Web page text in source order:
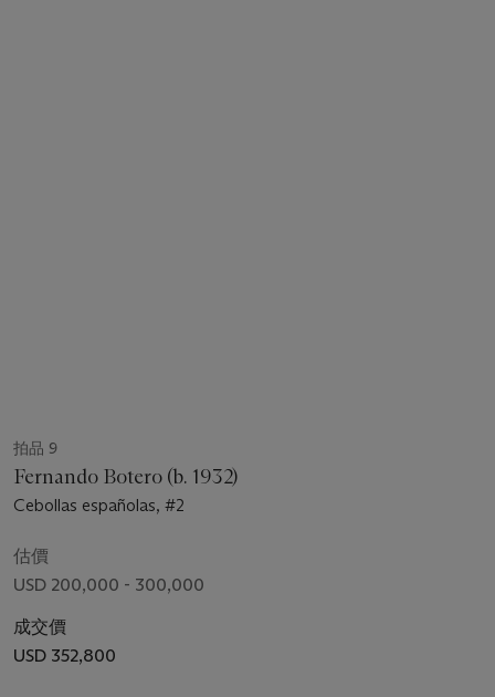
拍品 9
Fernando Botero (b. 1932)
Cebollas españolas, #2
估價
USD 200,000 - 300,000
成交價
USD 352,800